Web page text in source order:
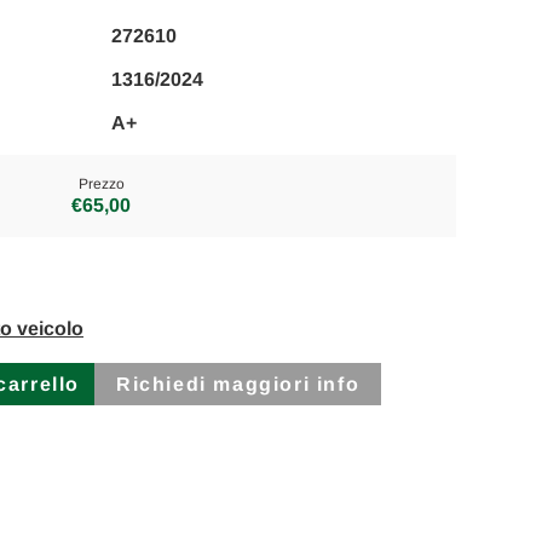
1316/2024
A+
272610
Prezzo
€65,00
veicolo
Richiedi maggiori info